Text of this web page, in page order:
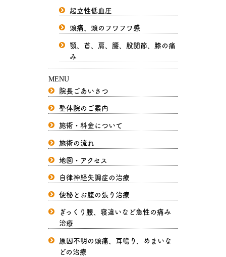
起立性低血圧
頭痛、頭のフワフワ感
顎、首、肩、腰、股関節、膝の痛
み
MENU
院長ごあいさつ
整体院のご案内
施術・料金について
施術の流れ
地図・アクセス
自律神経失調症の治療
便秘とお腹の張り治療
ぎっくり腰、寝違いなど急性の痛み
治療
原因不明の頭痛、耳鳴り、めまいな
どの治療